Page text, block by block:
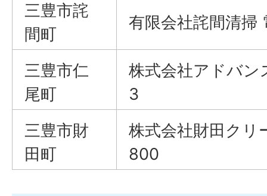
三豊市詫
間町
有限会社詫間清
三豊市仁
尾町
株式会社アドバ
3
三豊市財
田町
株式会社財田ク
800